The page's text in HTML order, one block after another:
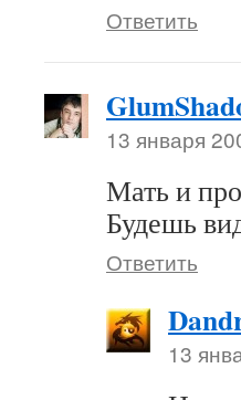
Ответить
13 января
Мать и
Будешь
Ответить
13